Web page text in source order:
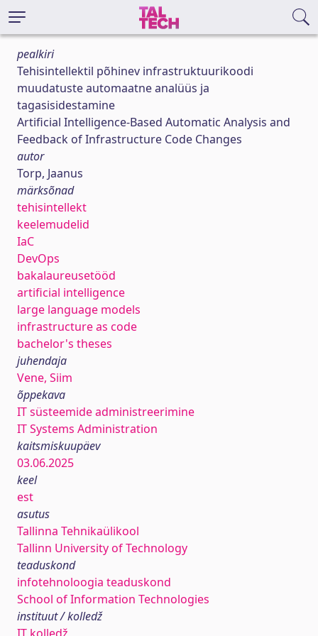
pealkiri
Tehisintellektil põhinev infrastruktuurikoodi
muudatuste automaatne analüüs ja
tagasisidestamine
Artificial Intelligence-Based Automatic Analysis and
Feedback of Infrastructure Code Changes
autor
Torp, Jaanus
märksõnad
tehisintellekt
keelemudelid
IaC
DevOps
bakalaureusetööd
artificial intelligence
large language models
infrastructure as code
bachelor's theses
juhendaja
Vene, Siim
õppekava
IT süsteemide administreerimine
IT Systems Administration
kaitsmiskuupäev
03.06.2025
keel
est
asutus
Tallinna Tehnikaülikool
Tallinn University of Technology
teaduskond
infotehnoloogia teaduskond
School of Information Technologies
instituut / kolledž